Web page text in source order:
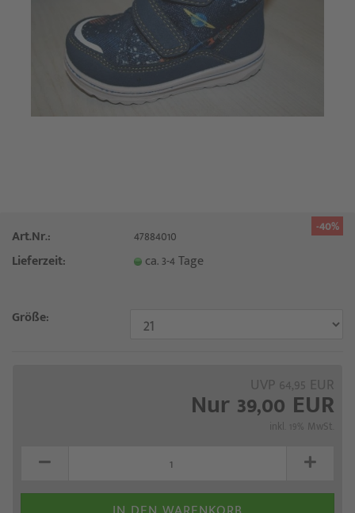
-40%
Art.Nr.:
47884010
Lieferzeit:
ca. 3-4 Tage
Größe:
UVP 64,95 EUR
Nur 39,00 EUR
inkl. 19% MwSt.